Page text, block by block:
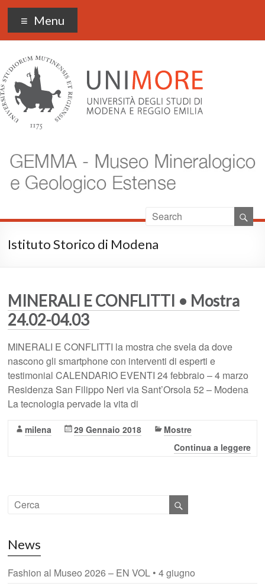
Museo Gemma
Menu
Istituto Storico di Modena
MINERALI E CONFLITTI • Mostra
24.02-04.03
MINERALI E CONFLITTI la mostra che svela da dove
nascono gli smartphone con interventi di esperti e
testimonial CALENDARIO EVENTI 24 febbraio – 4 marzo
Residenza San Filippo Neri via Sant’Orsola 52 – Modena
La tecnologia pervade la vita di
milena 29 Gennaio 2018
Mostre
Continua a leggere
News
Fashion al Museo 2026 – EN VOL • 4 giugno